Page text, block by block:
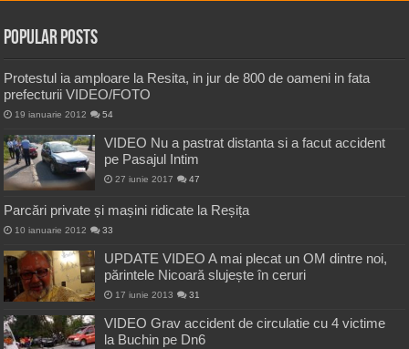
Popular Posts
Protestul ia amploare la Resita, in jur de 800 de oameni in fata
prefecturii VIDEO/FOTO
19 ianuarie 2012 54
VIDEO Nu a pastrat distanta si a facut accident
pe Pasajul Intim
27 iunie 2017 47
Parcări private și mașini ridicate la Reșița
10 ianuarie 2012 33
UPDATE VIDEO A mai plecat un OM dintre noi,
părintele Nicoară slujește în ceruri
17 iunie 2013 31
VIDEO Grav accident de circulatie cu 4 victime
la Buchin pe Dn6